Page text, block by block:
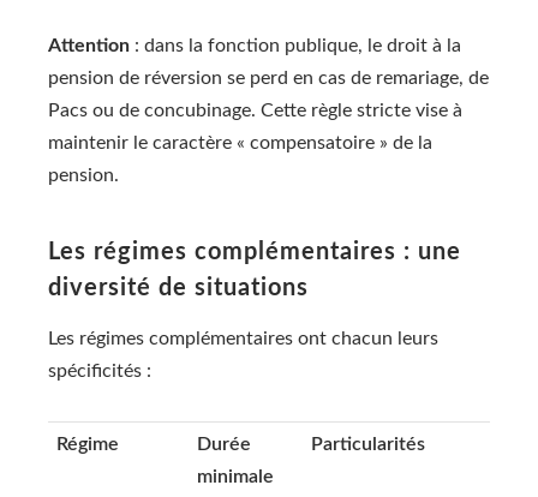
Attention : dans la fonction publique, le droit à la
pension de réversion se perd en cas de remariage, de
Pacs ou de concubinage. Cette règle stricte vise à
maintenir le caractère « compensatoire » de la
pension.
Les régimes complémentaires : une
diversité de situations
Les régimes complémentaires ont chacun leurs
spécificités :
Régime
Durée
minimale
Particularités